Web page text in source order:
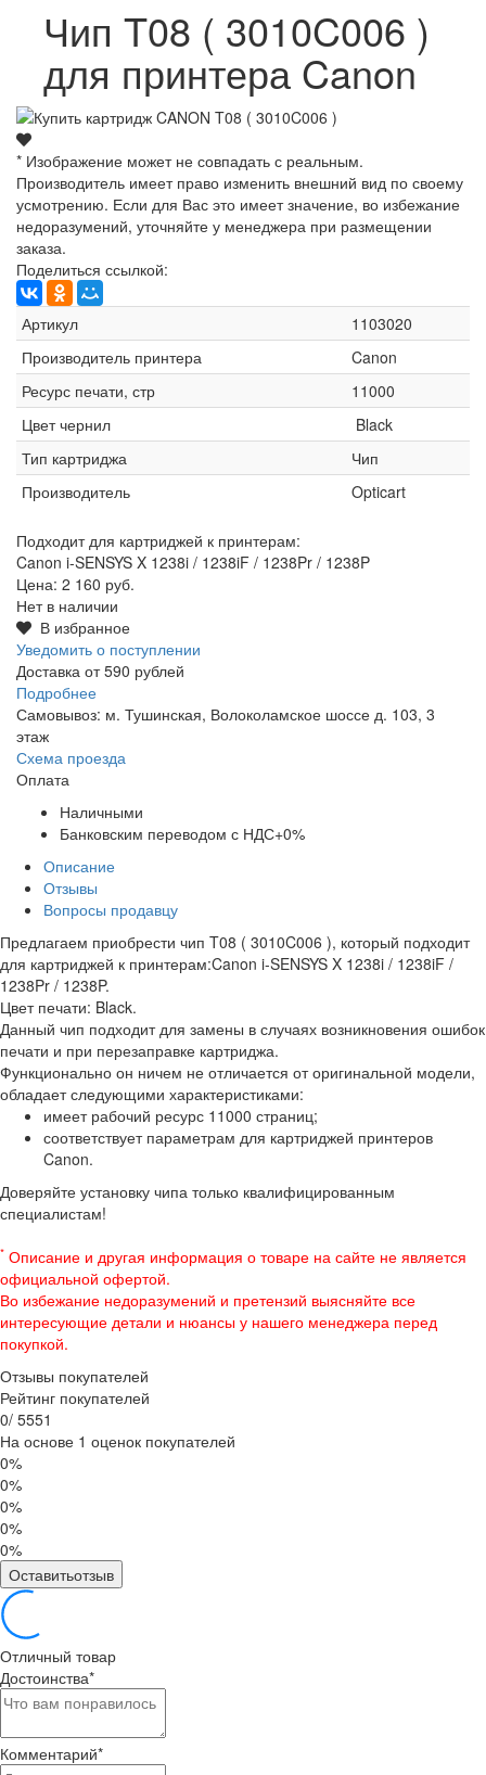
Чип T08 ( 3010C006 )
для принтера Canon
* Изображение может не совпадать с реальным.
Производитель имеет право изменить внешний вид по своему
усмотрению. Если для Вас это имеет значение, во избежание
недоразумений, уточняйте у менеджера при размещении
заказа.
Поделиться ссылкой:
Артикул
1103020
Производитель принтера
Canon
Ресурс печати, стр
11000
Цвет чернил
Black
Тип картриджа
Чип
Производитель
Opticart
Подходит для картриджей к принтерам:
Canon i-SENSYS X 1238i / 1238iF / 1238Pr / 1238P
Цена: 2 160 руб.
Нет в наличии
В избранное
Уведомить о поступлении
Доставка от 590 рублей
Подробнее
Самовывоз: м. Тушинская, Волоколамское шоссе д. 103, 3
этаж
Схема проезда
Оплата
Наличными
Банковским переводом с НДС+0%
Описание
Отзывы
Вопросы продавцу
Предлагаем приобрести чип T08 ( 3010C006 ), который подходит
для картриджей к принтерам:Canon i-SENSYS X 1238i / 1238iF /
1238Pr / 1238P.
Цвет печати: Black.
Данный чип подходит для замены в случаях возникновения ошибок
печати и при перезаправке картриджа.
Функционально он ничем не отличается от оригинальной модели,
обладает следующими характеристиками:
имеет рабочий ресурс 11000 страниц;
соответствует параметрам для картриджей принтеров
Canon.
Доверяйте установку чипа только квалифицированным
специалистам!
* Описание и другая информация о товаре на сайте не является
официальной офертой.
Во избежание недоразумений и претензий выясняйте все
интересующие детали и нюансы у нашего менеджера перед
покупкой.
Отзывы покупателей
Рейтинг покупателей
0/ 5551
На основе 1 оценок покупателей
0%
0%
0%
0%
0%
Оставитьотзыв
Отличный товар
Достоинства*
Комментарий*